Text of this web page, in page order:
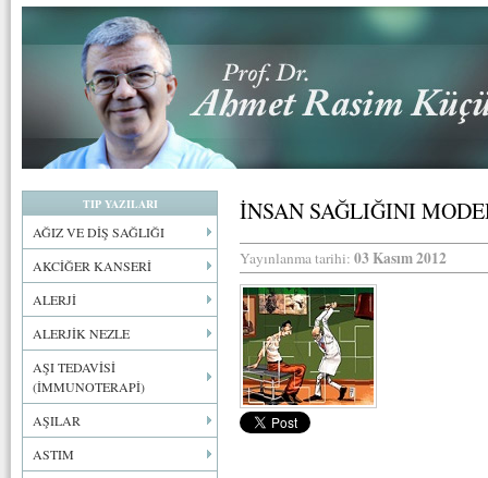
TIP YAZILARI
AĞIZ VE DİŞ SAĞLIĞI
AKCİĞER KANSERİ
ALERJİ
ALERJİK NEZLE
AŞI TEDAVİSİ
(İMMUNOTERAPİ)
AŞILAR
ASTIM
İNSAN SAĞLIĞINI
Yayınlanma tarihi: 03 Kasım 2012